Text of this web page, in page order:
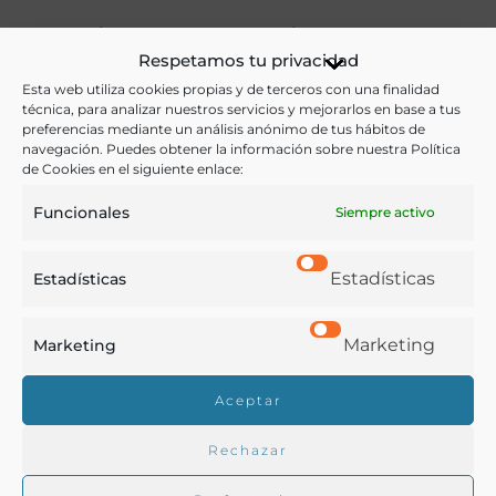
Respetamos tu privacidad
Esta web utiliza cookies propias y de terceros con una finalidad
técnica, para analizar nuestros servicios y mejorarlos en base a tus
preferencias mediante un análisis anónimo de tus hábitos de
navegación. Puedes obtener la información sobre nuestra Política
de Cookies en el siguiente enlace:
Funcionales Siempre activo
Estadísticas Estadísticas
Marketing Marketing
Aceptar
Rechazar
Ver más libros de estas materias:
Agricultura,Ganadería
Ver más libros con las palabras clave:
Buscar en la biblioteca